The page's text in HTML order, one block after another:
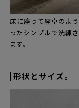
床に座って座卓のよ
ったシンプルで洗練
ます。
形状とサイズ。